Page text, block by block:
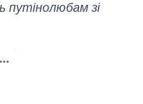
путінолюбам зі